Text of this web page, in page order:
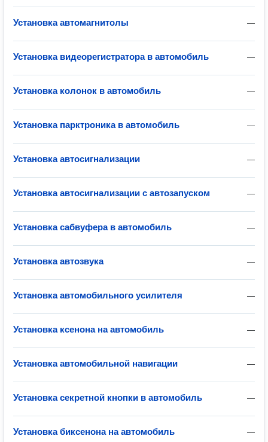
—
Установка автомагнитолы
—
Установка видеорегистратора в автомобиль
—
Установка колонок в автомобиль
—
Установка парктроника в автомобиль
—
Установка автосигнализации
—
Установка автосигнализации с автозапуском
—
Установка сабвуфера в автомобиль
—
Установка автозвука
—
Установка автомобильного усилителя
—
Установка ксенона на автомобиль
—
Установка автомобильной навигации
—
Установка секретной кнопки в автомобиль
—
Установка биксенона на автомобиль